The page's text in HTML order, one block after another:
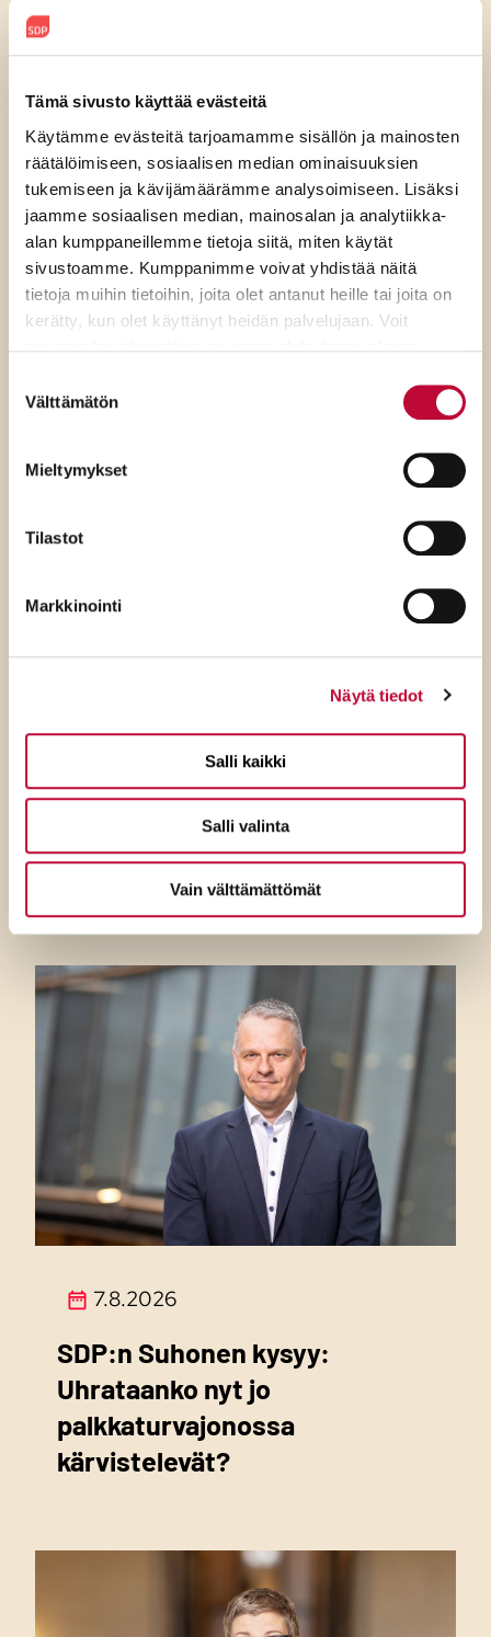
Tämä sivusto käyttää evästeitä
Käytämme evästeitä tarjoamamme sisällön ja mainosten
räätälöimiseen, sosiaalisen median ominaisuuksien
tukemiseen ja kävijämäärämme analysoimiseen. Lisäksi
jaamme sosiaalisen median, mainosalan ja analytiikka-
alan kumppaneillemme tietoja siitä, miten käytät
sivustoamme. Kumppanimme voivat yhdistää näitä
tietoja muihin tietoihin, joita olet antanut heille tai joita on
kerätty, kun olet käyttänyt heidän palvelujaan. Voit
valinta
Välttämätön
Mieltymykset
Tilastot
Markkinointi
Näytä tiedot
Salli kaikki
Salli valinta
Vain välttämättömät
7.8.2026
SDP:n Piritta Rantanen:
Sikaruton torjunnassa
ratkaisevat oikea tieto,
avoimuus ja selkeät ohjeet
SDP:n Tuppurainen:
Kokoomuksen ylimielisyys
ulottuu jo ulko- ja
turvallisuuspolitiikkaan
7.8.2026
SDP:n Suhonen kysyy:
Uhrataanko nyt jo
palkkaturvajonossa
kärvistelevät?